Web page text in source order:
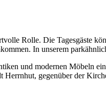
Rolle. Die Tagesgäste
In unserem
und modernen Möbeln
gegenüber der